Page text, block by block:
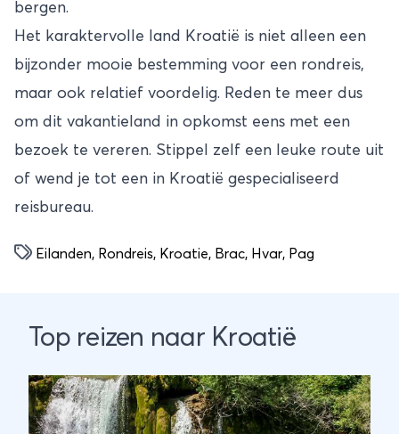
bergen.
Het karaktervolle land
Kroatië is niet alleen een
bijzonder mooie bestemming voor een rondreis,
maar ook relatief voordelig. Reden te meer dus
om dit vakantieland in opkomst eens met een
bezoek te vereren. Stippel zelf een leuke route uit
of wend je tot een in Kroatië gespecialiseerd
reisbureau.
Eilanden, Rondreis, Kroatie, Brac, Hvar, Pag
Top reizen naar Kroatië